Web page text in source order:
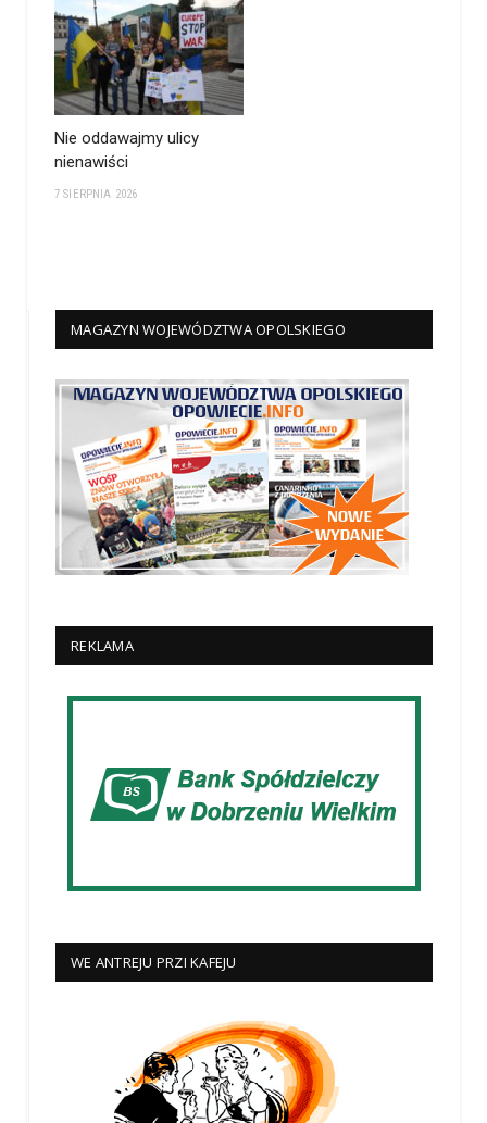
Nie oddawajmy ulicy
nienawiści
7 SIERPNIA 2026
MAGAZYN WOJEWÓDZTWA OPOLSKIEGO
REKLAMA
WE ANTREJU PRZI KAFEJU